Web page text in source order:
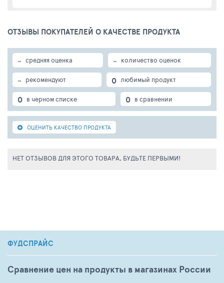
ОТЗЫВЫ ПОКУПАТЕЛЕЙ О КАЧЕСТВЕ ПРОДУКТА
- средняя оценка - количество оценок
- рекомендуют 0 любимый продукт
0 в черном списке 0 в сравнении
ОЦЕНИТЬ КАЧЕСТВО ПРОДУКТА
НЕТ ОТЗЫВОВ ДЛЯ ЭТОГО ТОВАРА, БУДЬТЕ ПЕРВЫМИ!
ФУДСПРАЙС
Сравнение цен на продукты в магазинах России